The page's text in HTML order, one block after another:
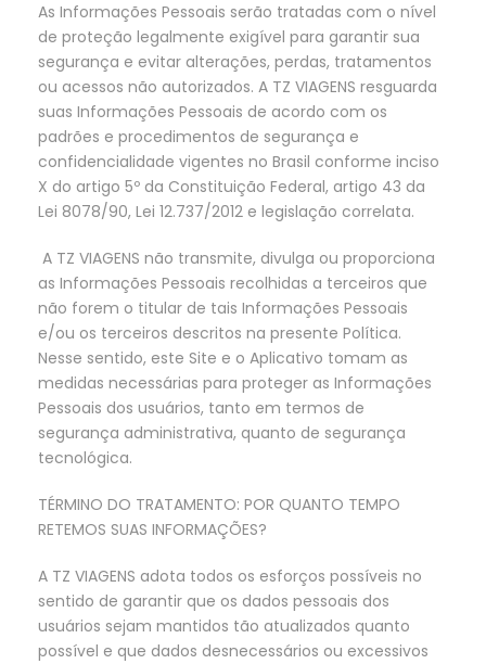
As Informações Pessoais serão tratadas com o nível
de proteção legalmente exigível para garantir sua
segurança e evitar alterações, perdas, tratamentos
ou acessos não autorizados. A TZ VIAGENS resguarda
suas Informações Pessoais de acordo com os
padrões e procedimentos de segurança e
confidencialidade vigentes no Brasil conforme inciso
X do artigo 5º da Constituição Federal, artigo 43 da
Lei 8078/90, Lei 12.737/2012 e legislação correlata.
A TZ VIAGENS não transmite, divulga ou proporciona
as Informações Pessoais recolhidas a terceiros que
não forem o titular de tais Informações Pessoais
e/ou os terceiros descritos na presente Política.
Nesse sentido, este Site e o Aplicativo tomam as
medidas necessárias para proteger as Informações
Pessoais dos usuários, tanto em termos de
segurança administrativa, quanto de segurança
tecnológica.
TÉRMINO DO TRATAMENTO: POR QUANTO TEMPO
RETEMOS SUAS INFORMAÇÕES?
A TZ VIAGENS adota todos os esforços possíveis no
sentido de garantir que os dados pessoais dos
usuários sejam mantidos tão atualizados quanto
possível e que dados desnecessários ou excessivos